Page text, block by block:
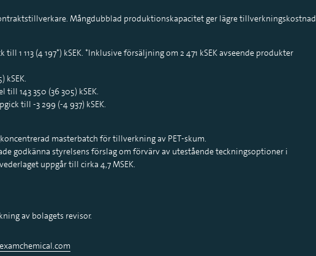
Mångdubblad produktionskapacitet ger lägre tillverkningskostnad.
1 113 (4 197*) kSEK. *Inklusive försäljning om 2 471 kSEK avseende produkter
kSEK.
143 350 (36 305) kSEK.
till -3 299 (-4 937) kSEK.
masterbatch för tillverkning av PET-skum.
godkänna styrelsens förslag om förvärv av utestående teckningsoptioner i
uppgår till cirka 4,7 MSEK.
av bolagets revisor.